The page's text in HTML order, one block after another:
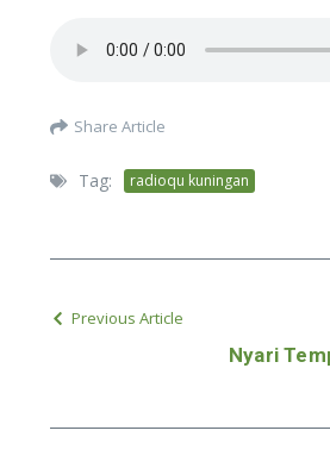
Share Article
Tag: radioqu kuningan
Previous Article
Nyari